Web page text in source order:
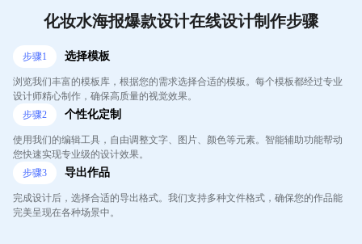
化妆水海报爆款设计在线设计制作步骤
步骤1 选择模板
浏览我们丰富的模板库，根据您的需求选择合适的模板。每个模板都经过专业
设计师精心制作，确保高质量的视觉效果。
步骤2 个性化定制
使用我们的编辑工具，自由调整文字、图片、颜色等元素。智能辅助功能帮动
您快速实现专业级的设计效果。
步骤3 导出作品
完成设计后，选择合适的导出格式。我们支持多种文件格式，确保您的作品能
完美呈现在各种场景中。